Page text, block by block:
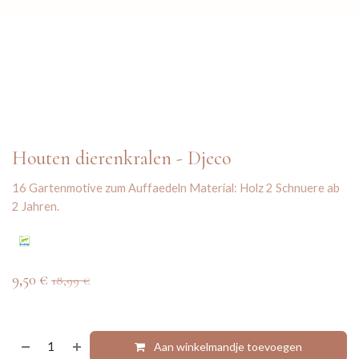
Houten dierenkralen - Djeco
16 Gartenmotive zum Auffaedeln Material: Holz 2 Schnuere ab
2 Jahren.
9,50 € 18,99€
Aan winkelmandje toevoegen